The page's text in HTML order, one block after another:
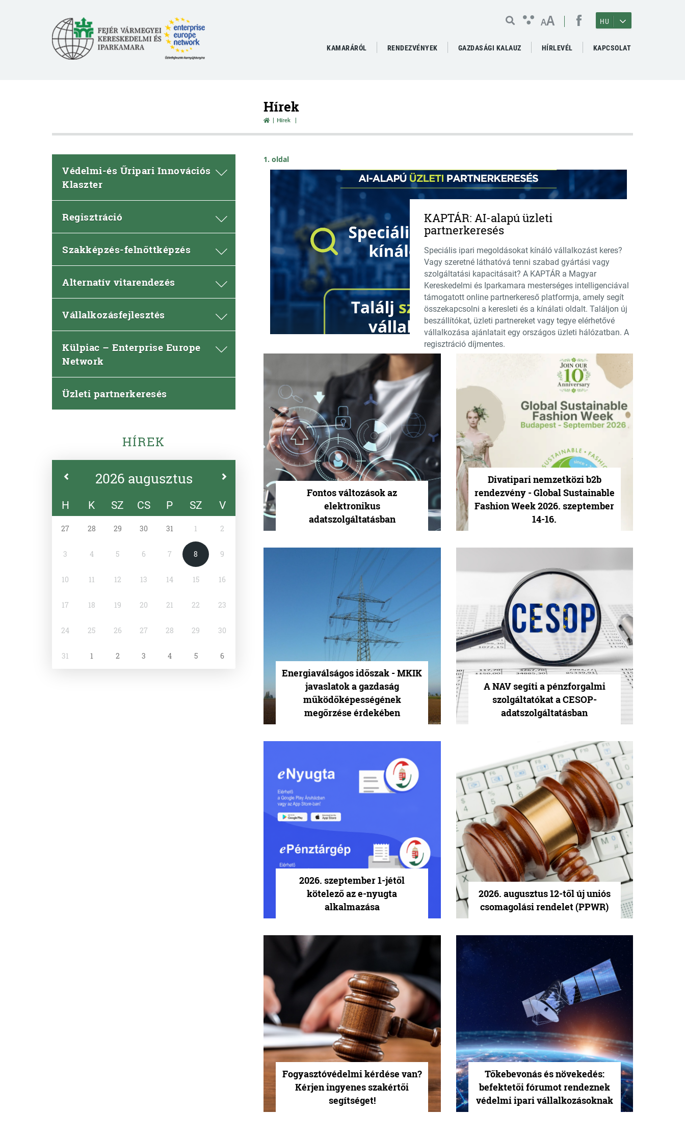
AA HU
KAMARÁRÓL RENDEZVÉNYEK GAZDASÁGI KALAUZ HÍRLEVÉL KAPCSOLAT
Hírek
Hírek
Védelmi-és Űripari Innovációs
Klaszter
Regisztráció
Szakképzés-felnőttképzés
Alternatív vitarendezés
Vállalkozásfejlesztés
Külpiac – Enterprise Europe
Network
Üzleti partnerkeresés
HÍREK
2026 augusztus
H K SZ CS P SZ V
27 28 29 30 31 1 2
3 4 5 6 7 8 9
10 11 12 13 14 15 16
17 18 19 20 21 22 23
24 25 26 27 28 29 30
31 1 2 3 4 5 6
1. oldal
KAPTÁR: AI-alapú üzleti
partnerkeresés
Speciális ipari megoldásokat kínáló vállalkozást keres?
Vagy szeretné láthatóvá tenni szabad gyártási vagy
szolgáltatási kapacitásait? A KAPTÁR a Magyar
Kereskedelmi és Iparkamara mesterséges intelligenciával
támogatott online partnerkereső platformja, amely segít
összekapcsolni a keresleti és a kínálati oldalt. Találjon új
beszállítókat, üzleti partnereket vagy tegye elérhetővé
vállalkozása ajánlatait egy országos üzleti hálózatban. A
regisztráció díjmentes.
Fontos változások az
elektronikus
adatszolgáltatásban
Divatipari nemzetközi b2b
rendezvény - Global Sustainable
Fashion Week 2026. szeptember
14-16.
Energiaválságos időszak - MKIK
javaslatok a gazdaság
működőképességének
megőrzése érdekében
A NAV segíti a pénzforgalmi
szolgáltatókat a CESOP-
adatszolgáltatásban
2026. szeptember 1-jétől
kötelező az e-nyugta
alkalmazása
2026. augusztus 12-től új uniós
csomagolási rendelet (PPWR)
Fogyasztóvédelmi kérdése van?
Kérjen ingyenes szakértői
segítséget!
Tőkebevonás és növekedés:
befektetői fórumot rendeznek
védelmi ipari vállalkozásoknak